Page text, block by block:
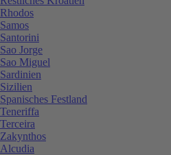
Rhodos
Samos
Santorini
Sao Jorge
Sao Miguel
Sardinien
Sizilien
Spanisches Festland
Teneriffa
Terceira
Zakynthos
Alcudia